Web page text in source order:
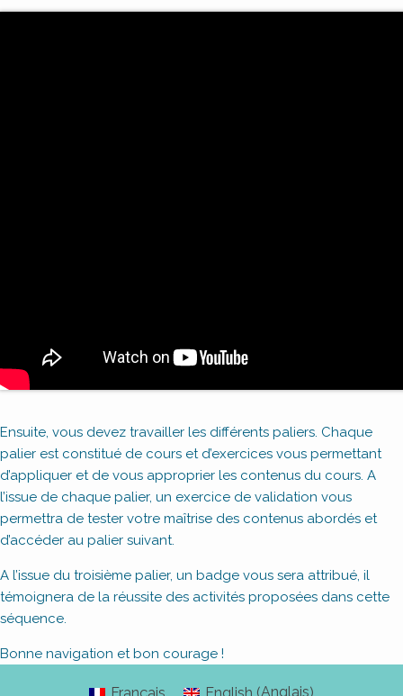
Ensuite, vous devez travailler les différents paliers. Chaque
palier est constitué de cours et d’exercices vous permettant
d’appliquer et de vous approprier les contenus du cours. A
l’issue de chaque palier, un exercice de validation vous
permettra de tester votre maîtrise des contenus abordés et
d’accéder au palier suivant.
A l’issue du troisième palier, un badge vous sera attribué, il
témoignera de la réussite des activités proposées dans cette
séquence.
Bonne navigation et bon courage !
Anglais